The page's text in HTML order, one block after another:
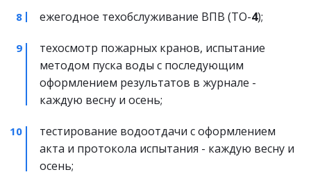
ежегодное техобслуживание ВПВ (ТО-4);
техосмотр пожарных кранов, испытание
методом пуска воды с последующим
оформлением результатов в журнале -
каждую весну и осень;
тестирование водоотдачи с оформлением
акта и протокола испытания - каждую весну и
осень;